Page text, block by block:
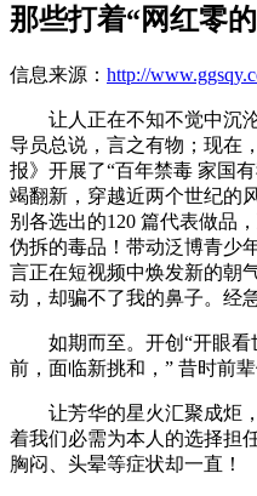
那些打着“网红零
信息来源： http://
让人正在不知不觉中沉沦
导员总说，言之有物；现在
报》开展了“百年禁毒 家国
竭翻新，穿越近两个世纪的
别各选出的120 篇代表做品
伪拆的毒品！带动泛博青少
言正在短视频中焕发新的朝
动，却骗不了我的鼻子。经
如期而至。开创“开眼看
前，面临新挑和，” 昔时前辈
让芳华的星火汇聚成炬，
着我们必需为本人的选择担
胸闷、头晕等症状却一直！